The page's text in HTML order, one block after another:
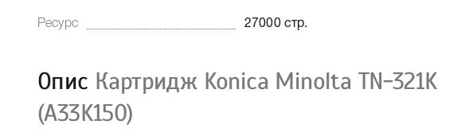
Ресурс 27000 стр.
Опис Картридж Konica Minolta TN-321K
(A33K150)